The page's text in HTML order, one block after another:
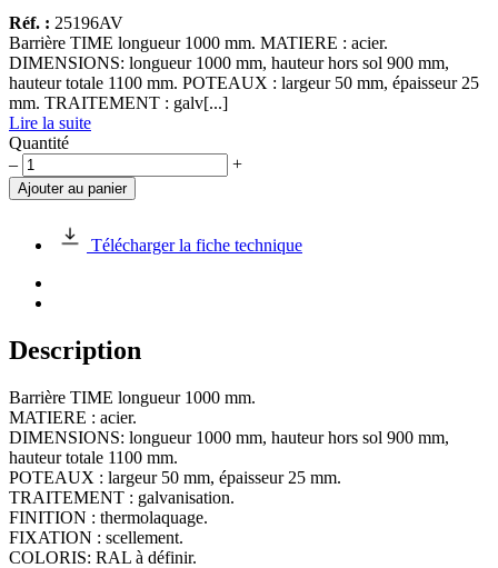
Réf. : 25196AV
Barrière TIME longueur 1000 mm. MATIERE : acier.
DIMENSIONS: longueur 1000 mm, hauteur hors sol 900 mm,
hauteur totale 1100 mm. POTEAUX : largeur 50 mm, épaisseur 25
mm. TRAITEMENT : galv[...]
Lire la suite
Quantité
quantité
de
Barrière
– +
Ajouter au panier
Télécharger la fiche technique
Description
Barrière TIME longueur 1000 mm.
MATIERE : acier.
DIMENSIONS: longueur 1000 mm, hauteur hors sol 900 mm,
hauteur totale 1100 mm.
POTEAUX : largeur 50 mm, épaisseur 25 mm.
TRAITEMENT : galvanisation.
FINITION : thermolaquage.
FIXATION : scellement.
COLORIS: RAL à définir.